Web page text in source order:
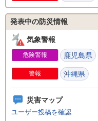
発表中の防災情報
気象警報
危険警報 鹿児島県
警報 沖縄県
災害マップ
ユーザー投稿を確認